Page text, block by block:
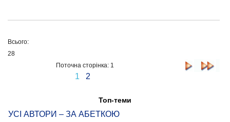
Всього:
28
Поточна сторінка: 1
1 2
Топ-теми
УСІ АВТОРИ – ЗА АБЕТКОЮ